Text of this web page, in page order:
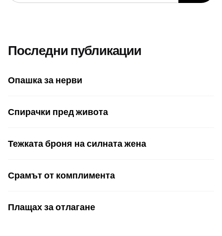
Последни публикации
Опашка за нерви
Спирачки пред живота
Тежката броня на силната жена
Срамът от комплимента
Плащах за отлагане